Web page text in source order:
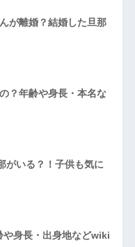
が離婚？結婚した旦那
？年齢や身長・本名な
がいる？！子供も気に
や身長・出身地などwiki